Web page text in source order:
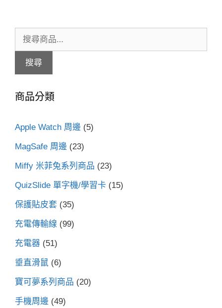
尋
字:
搜尋
商品分類
Apple Watch 周邊 (5)
MagSafe 周邊 (23)
Miffy 米菲兔系列商品 (23)
QuizSlide 單字機/學習卡 (15)
保護貼皮套 (35)
充電傳輸線 (99)
充電器 (51)
垂直滑鼠 (6)
寶可夢系列商品 (20)
手機周邊 (49)